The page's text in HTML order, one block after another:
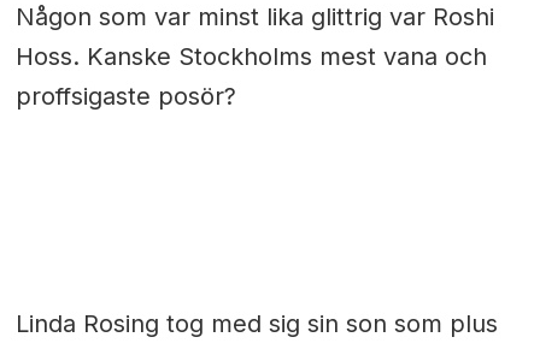
Någon som var minst lika glittrig var Roshi
Hoss. Kanske Stockholms mest vana och
proffsigaste posör?
Linda Rosing tog med sig sin son som plus